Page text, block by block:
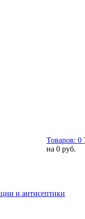
Товаров: 0
на 0 руб.
и антисептики